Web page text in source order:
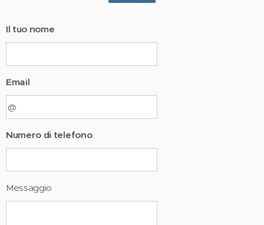
Il tuo nome
Email
Numero di telefono
Messaggio